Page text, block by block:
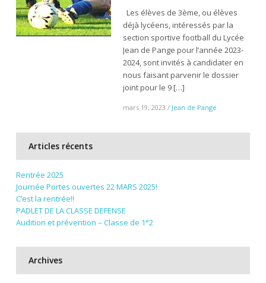
Les élèves de 3ème, ou élèves
déjà lycéens, intéressés par la
section sportive football du Lycée
Jean de Pange pour l’année 2023-
2024, sont invités à candidater en
nous faisant parvenir le dossier
joint pour le 9 […]
mars 19, 2023 / Jean de Pange
Articles récents
Rentrée 2025
Journée Portes ouvertes 22 MARS 2025!
C’est la rentrée!!
PADLET DE LA CLASSE DEFENSE
Audition et prévention – Classe de 1°2
Archives